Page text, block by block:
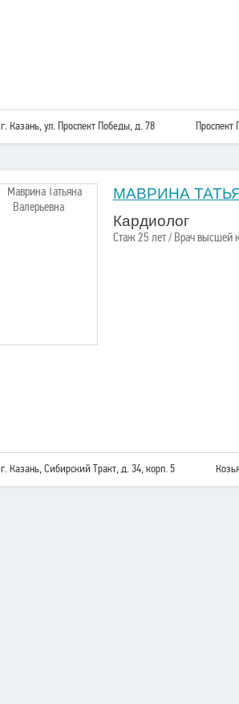
г. Казань, ул. Проспект Победы, д. 78 Проспект
МАВРИНА
Кардиолог
Стаж 25 лет / Врач высшей
г. Казань, Сибирский Тракт, д. 34, корп. 5